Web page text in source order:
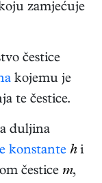
zamjećuje
čestice
kojemu je
te čestice.
duljina
konstante hi
čestice m,